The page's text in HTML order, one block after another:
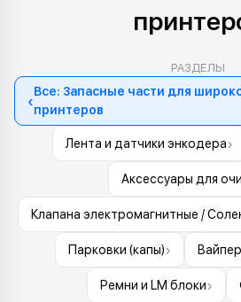
РАЗДЕЛЫ
‹
Все: Запасные части для
принтеров
Лента и датчики энкодера›
Аксессуары для
Клапана электромагнитные /
Парковки (капы)›
Ремни и LM блоки›